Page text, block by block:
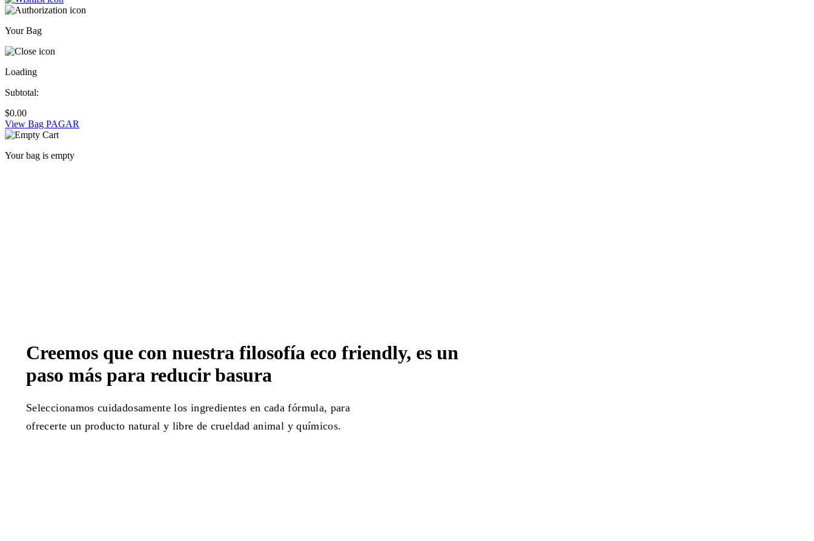
Your Bag
Loading
Subtotal:
$0.00
View Bag PAGAR
Your bag is empty
Creemos que con nuestra filosofía eco friendly, es un
paso más para reducir basura
Seleccionamos cuidadosamente los ingredientes en cada fórmula, para
ofrecerte un producto natural y libre de crueldad animal y químicos.